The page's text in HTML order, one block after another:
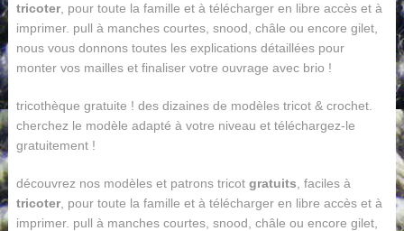
tricoter, pour toute la famille et à télécharger en libre accès et à
imprimer. pull à manches courtes, snood, châle ou encore gilet,
nous vous donnons toutes les explications détaillées pour
monter vos mailles et finaliser votre ouvrage avec brio !
tricothèque gratuite ! des dizaines de modèles tricot & crochet.
cherchez le modèle adapté à votre niveau et téléchargez-le
gratuitement !
découvrez nos modèles et patrons tricot gratuits , faciles à
tricoter, pour toute la famille et à télécharger en libre accès et à
imprimer. pull à manches courtes, snood, châle ou encore gilet,